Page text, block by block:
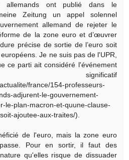
allemands ont publié dans le
Zeitung un appel solennel
allemand de rejeter le
de la zone euro et d’œuvrer
précise de sortie de l’euro soit
Je ne suis pas de l'UPR,
ce parti ait considéré l'événement
significatif
france/154-professeurs-
adjurent-le-gouvernement-
le-plan-macron-et-quune-clause-
ajoutee-aux-traites/).
de l'euro, mais la zone euro
Pour en sortir, il faut des
qu'elles risque de dissuader